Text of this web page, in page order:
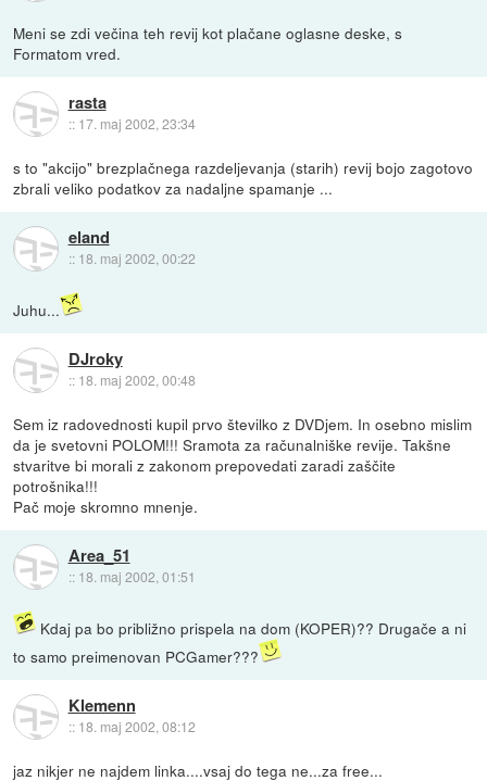
Meni se zdi večina teh revij kot plačane oglasne deske, s
Formatom vred.
rasta
:: 17. maj 2002, 23:34
s to "akcijo" brezplačnega razdeljevanja (starih) revij bojo zagotovo
zbrali veliko podatkov za nadaljne spamanje ...
eland
:: 18. maj 2002, 00:22
Juhu...
DJroky
:: 18. maj 2002, 00:48
Sem iz radovednosti kupil prvo številko z DVDjem. In osebno mislim
da je svetovni POLOM!!! Sramota za računalniške revije. Takšne
stvaritve bi morali z zakonom prepovedati zaradi zaščite
potrošnika!!!
Pač moje skromno mnenje.
Area_51
:: 18. maj 2002, 01:51
Kdaj pa bo približno prispela na dom (KOPER)?? Drugače a ni
to samo preimenovan PCGamer???
Klemenn
:: 18. maj 2002, 08:12
jaz nikjer ne najdem linka....vsaj do tega ne...za free...